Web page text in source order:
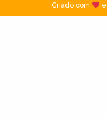
Criado com
e